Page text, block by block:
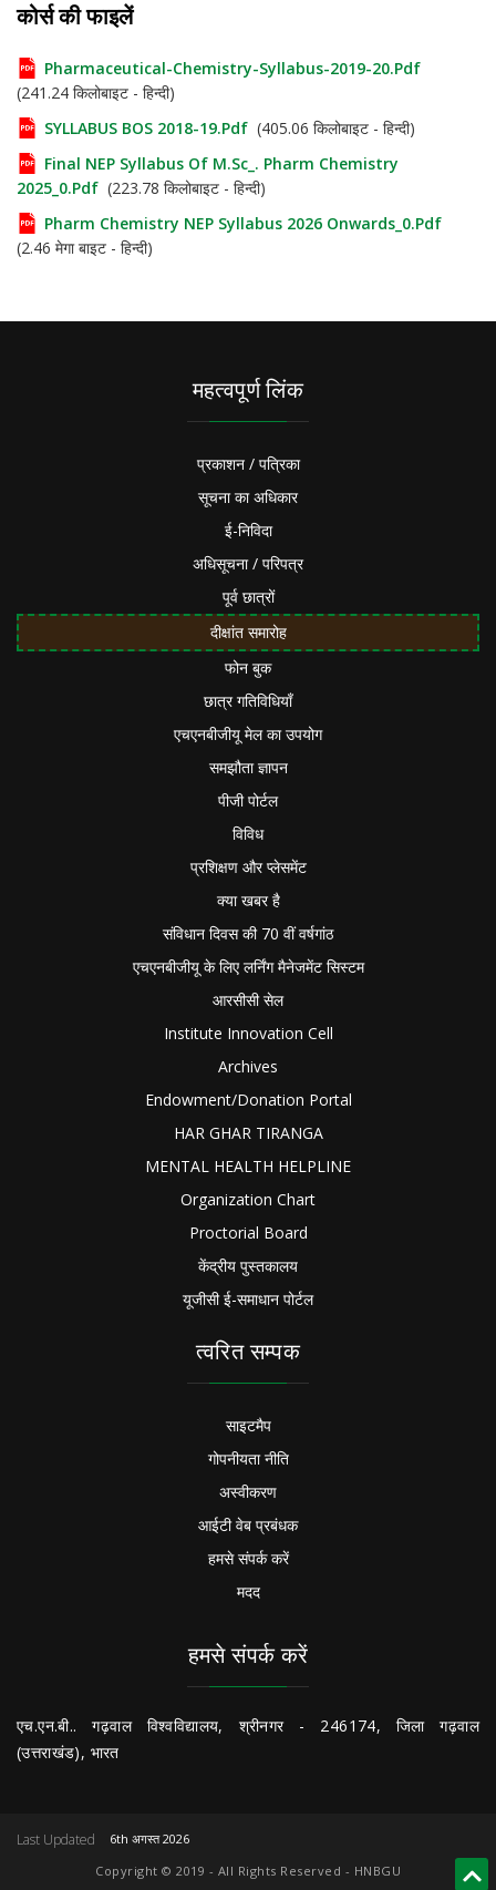
कोर्स की फाइलें
Pharmaceutical-Chemistry-Syllabus-2019-20.pdf
(241.24 किलोबाइट - हिन्दी)
SYLLABUS BOS 2018-19.pdf (405.06 किलोबाइट - हिन्दी)
Final NEP Syllabus Of M.Sc_. Pharm Chemistry
2025_0.pdf (223.78 किलोबाइट - हिन्दी)
Pharm Chemistry NEP Syllabus 2026 Onwards_0.pdf
(2.46 मेगा बाइट - हिन्दी)
महत्वपूर्ण लिंक
प्रकाशन / पत्रिका
सूचना का अधिकार
ई-निविदा
अधिसूचना / परिपत्र
पूर्व छात्रों
दीक्षांत समारोह
फोन बुक
छात्र गतिविधियाँ
एचएनबीजीयू मेल का उपयोग
समझौता ज्ञापन
पीजी पोर्टल
विविध
प्रशिक्षण और प्लेसमेंट
क्या खबर है
संविधान दिवस की 70 वीं वर्षगांठ
एचएनबीजीयू के लिए लर्निंग मैनेजमेंट सिस्टम
आरसीसी सेल
Institute Innovation Cell
Archives
Endowment/Donation Portal
HAR GHAR TIRANGA
MENTAL HEALTH HELPLINE
Organization Chart
Proctorial Board
केंद्रीय पुस्तकालय
यूजीसी ई-समाधान पोर्टल
त्वरित सम्पक
साइटमैप
गोपनीयता नीति
अस्वीकरण
आईटी वेब प्रबंधक
हमसे संपर्क करें
मदद
हमसे संपर्क करें
एच.एन.बी.. गढ़वाल विश्वविद्यालय, श्रीनगर - 246174, जिला गढ़वाल
(उत्तराखंड), भारत
Last Updated
6th अगस्त 2026
Copyright © 2019 - All Rights Reserved - HNBGU